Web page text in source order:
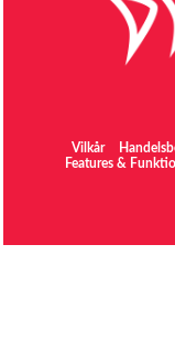
Vilkår
Features &